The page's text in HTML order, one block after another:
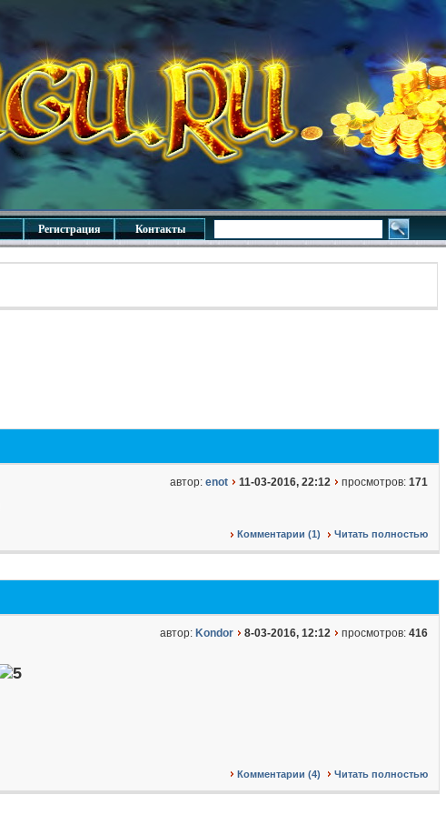
Регистрация Контакты
автор: enot 11-03-2016, 22:12 просмотров: 171
Комментарии (1) Читать полностью
автор: Kondor 8-03-2016, 12:12 просмотров: 416
Комментарии (4) Читать полностью